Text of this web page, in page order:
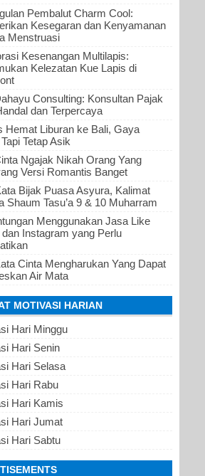
Pembalut Charm Cool:
Kesegaran dan Kenyamanan
Menstruasi
Kesenangan Multilapis:
Kelezatan Kue Lapis di
Consulting: Konsultan Pajak
dan Terpercaya
Hemat Liburan ke Bali, Gaya
Tetap Asik
Ngajak Nikah Orang Yang
Versi Romantis Banget
Bijak Puasa Asyura, Kalimat
Shaum Tasu’a 9 & 10 Muharram
Menggunakan Jasa Like
dan Instagram yang Perlu
Cinta Mengharukan Yang Dapat
Air Mata
MOTIVASI HARIAN
Hari Minggu
Hari Senin
Hari Selasa
Hari Rabu
Hari Kamis
Hari Jumat
Hari Sabtu